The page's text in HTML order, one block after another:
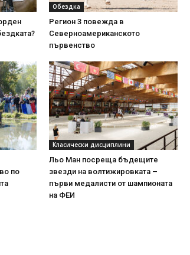
Обездка
Регион 3 повежда в
Северноамериканското
първенство
по
Класически дисциплини
Льо Ман посреща бъдещите
звезди на волтижировката –
първи медалисти от шампионата
на ФЕИ